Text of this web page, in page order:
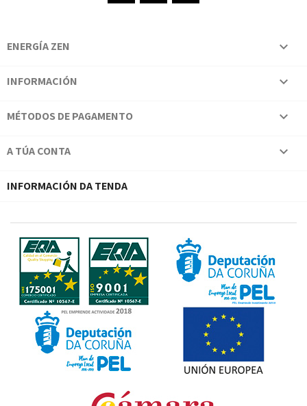
ENERGÍA ZEN 
INFORMACIÓN 
MÉTODOS DE PAGAMENTO 
A TÚA CONTA 
INFORMACIÓN DA TENDA